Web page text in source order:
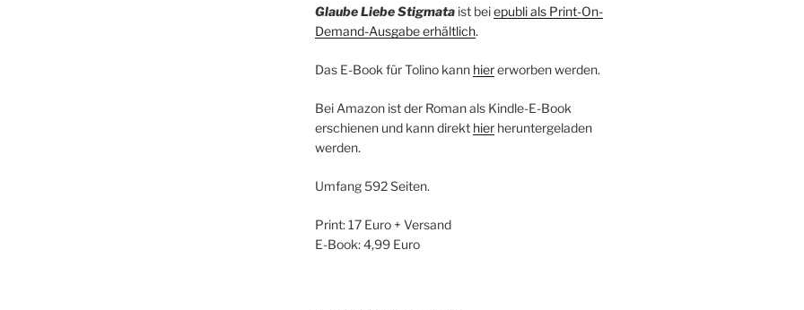
Glaube Liebe Stigmataist beiepubli als Print-On-
Demand-Ausgabe erhältlich.
Das E-Book für Tolino kann hiererworben werden.
Bei Amazon ist der Roman als Kindle-E-Book
erschienen und kann direkt hierheruntergeladen
werden.
Umfang 592 Seiten.
Print: 17 Euro + Versand
E-Book: 4,99 Euro